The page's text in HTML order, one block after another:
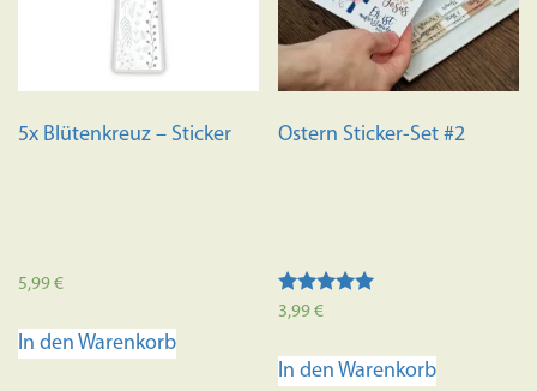
5x Blütenkreuz – Sticker
5,99€
In den Warenkorb
Ostern Sticker-Set #2
Bewertet mit
3,99€
In den Warenkorb